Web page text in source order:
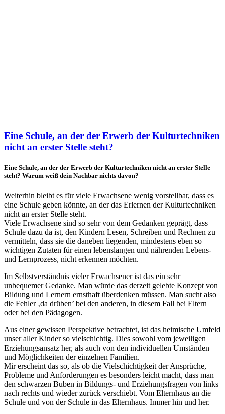
Eine Schule, an der der Erwerb der Kulturtechniken
nicht an erster Stelle steht?
Eine Schule, an der der Erwerb der Kulturtechniken nicht an erster Stelle
steht? Warum weiß dein Nachbar nichts davon?
Weiterhin bleibt es für viele Erwachsene wenig vorstellbar, dass es
eine Schule geben könnte, an der das Erlernen der Kulturtechniken
nicht an erster Stelle steht.
Viele Erwachsene sind so sehr von dem Gedanken geprägt, dass
Schule dazu da ist, den Kindern Lesen, Schreiben und Rechnen zu
vermitteln, dass sie die daneben liegenden, mindestens eben so
wichtigen Zutaten für einen lebenslangen und nährenden Lebens-
und Lernprozess, nicht erkennen möchten.
Im Selbstverständnis vieler Erwachsener ist das ein sehr
unbequemer Gedanke. Man würde das derzeit gelebte Konzept von
Bildung und Lernern ernsthaft überdenken müssen. Man sucht also
die Fehler ‚da drüben’ bei den anderen, in diesem Fall bei Eltern
oder bei den Pädagogen.
Aus einer gewissen Perspektive betrachtet, ist das heimische Umfeld
unser aller Kinder so vielschichtig. Dies sowohl vom jeweiligen
Erziehungsansatz her, als auch von den individuellen Umständen
und Möglichkeiten der einzelnen Familien.
Mir erscheint das so, als ob die Vielschichtigkeit der Ansprüche,
Probleme und Anforderungen es besonders leicht macht, dass man
den schwarzen Buben in Bildungs- und Erziehungsfragen von links
nach rechts und wieder zurück verschiebt. Vom Elternhaus an die
Schule und von der Schule in das Elternhaus. Immer hin und her.